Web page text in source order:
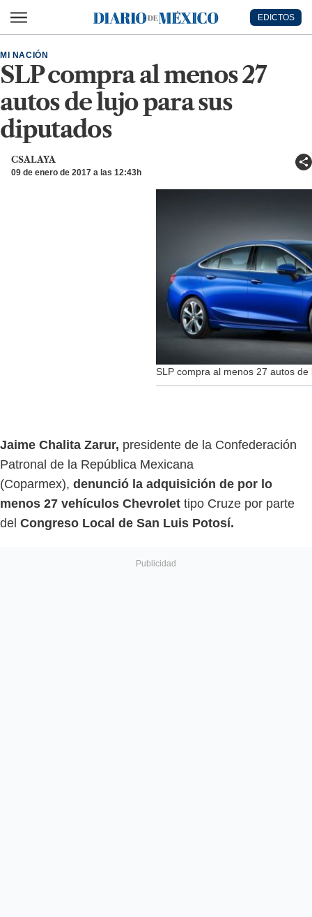
Diario de México
EDICTOS
SLP compra al menos 27
autos de lujo para sus
diputados
MI NACIÓN
CSALAYA
09 de enero de 2017 a las 12:43h
SLP compra al menos 27 autos
Jaime Chalita Zarur, presidente de la Confederación
Patronal de la República Mexicana
(Coparmex), denunció la adquisición de por lo
menos 27 vehículos Chevrolet tipo Cruze por parte
del Congreso Local de San Luis Potosí.